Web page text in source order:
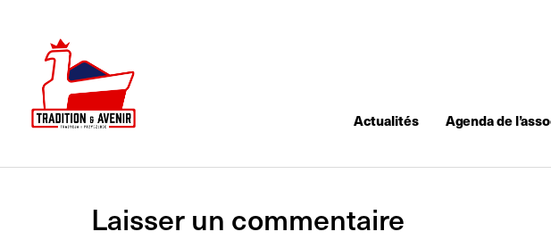
Actualités Agenda de
Laisser un commentaire